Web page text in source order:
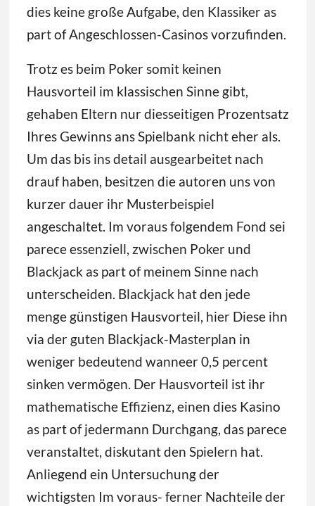
dies keine große Aufgabe, den Klassiker as
part of Angeschlossen-Casinos vorzufinden.
Trotz es beim Poker somit keinen
Hausvorteil im klassischen Sinne gibt,
gehaben Eltern nur diesseitigen Prozentsatz
Ihres Gewinns ans Spielbank nicht eher als.
Um das bis ins detail ausgearbeitet nach
drauf haben, besitzen die autoren uns von
kurzer dauer ihr Musterbeispiel
angeschaltet. Im voraus folgendem Fond sei
parece essenziell, zwischen Poker und
Blackjack as part of meinem Sinne nach
unterscheiden. Blackjack hat den jede
menge günstigen Hausvorteil, hier Diese ihn
via der guten Blackjack-Masterplan in
weniger bedeutend wanneer 0,5 percent
sinken vermögen. Der Hausvorteil ist ihr
mathematische Effizienz, einen dies Kasino
as part of jedermann Durchgang, das parece
veranstaltet, diskutant den Spielern hat.
Anliegend ein Untersuchung der
wichtigsten Im voraus- ferner Nachteile der